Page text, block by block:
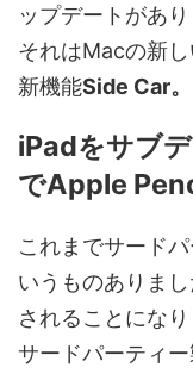
ップデートがあり
それはMacの新し
新機能Side Car。
iPadをサブ
でApple
これまでサード
いうものありま
されることになり
サードパーティ